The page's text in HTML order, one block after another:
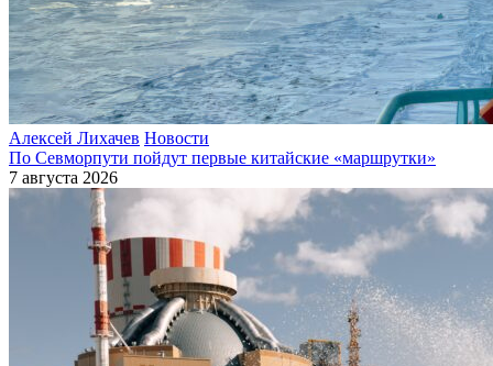
Алексей Лихачев Новости
По Севморпути пойдут первые китайские «маршрутки»
7 августа 2026